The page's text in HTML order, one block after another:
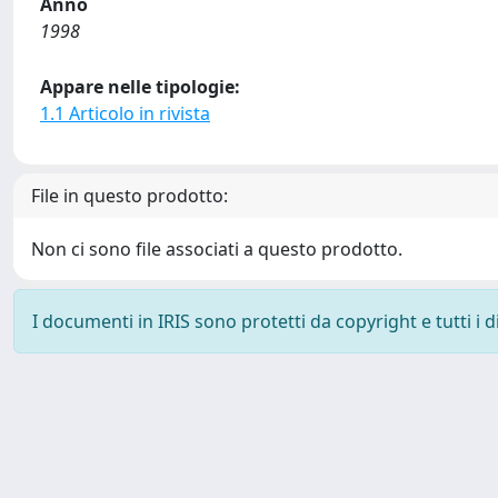
1998
Appare nelle tipologie:
1.1 Articolo in rivista
File in questo prodotto:
Non ci sono file associati a questo prodotto.
I documenti in IRIS sono protetti da copyright e tutti i